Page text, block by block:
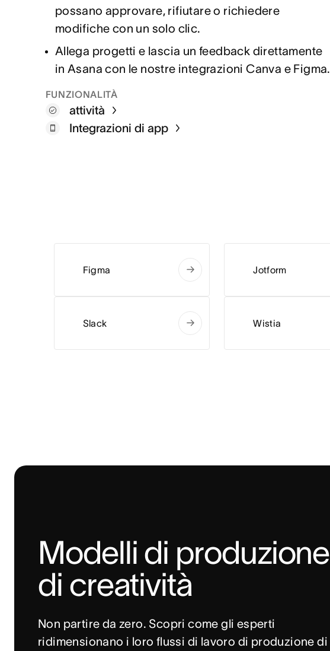
possano approvare, rifiutare o richiedere
modifiche con un solo clic.
Allega progetti e lascia un feedback direttamente
in Asana con le nostre integrazioni Canva e Figma.
FUNZIONALITÀ
attività
Integrazioni di app
Figma
Slack
Jotform
Wistia
Modelli di produzione
di creatività
Non partire da zero. Scopri come gli esperti
ridimensionano i loro flussi di lavoro di produzione di